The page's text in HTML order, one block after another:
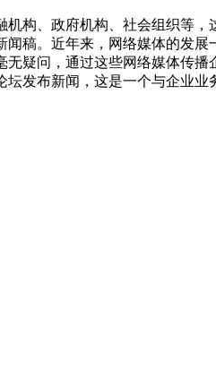
、政府机构、社会组织等，
稿。近年来，网络媒体的发
疑问，通过这些网络媒体传
发布新闻，这是一个与企业